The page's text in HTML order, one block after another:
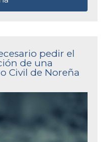
pedir el
de una
Civil de Noreña